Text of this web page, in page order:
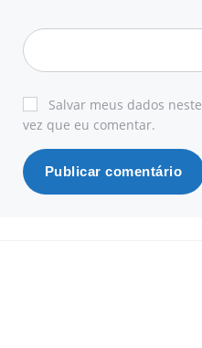
Salvar meus dados
vez que eu comentar.